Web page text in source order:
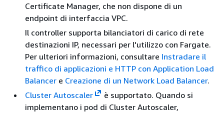
Certificate Manager, che non dispone di un
endpoint di interfaccia VPC.
Il controller supporta bilanciatori di carico di rete
destinazioni IP, necessari per l'utilizzo con Fargate.
Per ulteriori informazioni, consultare Instradare il
traffico di applicazioni e HTTP con Application Load
Balancer e Creazione di un Network Load Balancer.
Cluster Autoscaler
è supportato. Quando si
implementano i pod di Cluster Autoscaler,